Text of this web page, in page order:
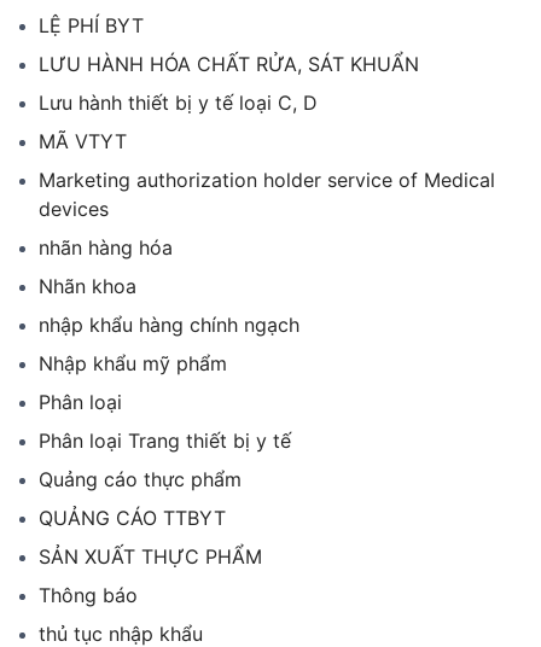
LỆ PHÍ BYT
LƯU HÀNH HÓA CHẤT RỬA, SÁT KHUẨN
Lưu hành thiết bị y tế loại C, D
MÃ VTYT
Marketing authorization holder service of Medical
devices
nhãn hàng hóa
Nhãn khoa
nhập khẩu hàng chính ngạch
Nhập khẩu mỹ phẩm
Phân loại
Phân loại Trang thiết bị y tế
Quảng cáo thực phẩm
QUẢNG CÁO TTBYT
SẢN XUẤT THỰC PHẨM
Thông báo
thủ tục nhập khẩu